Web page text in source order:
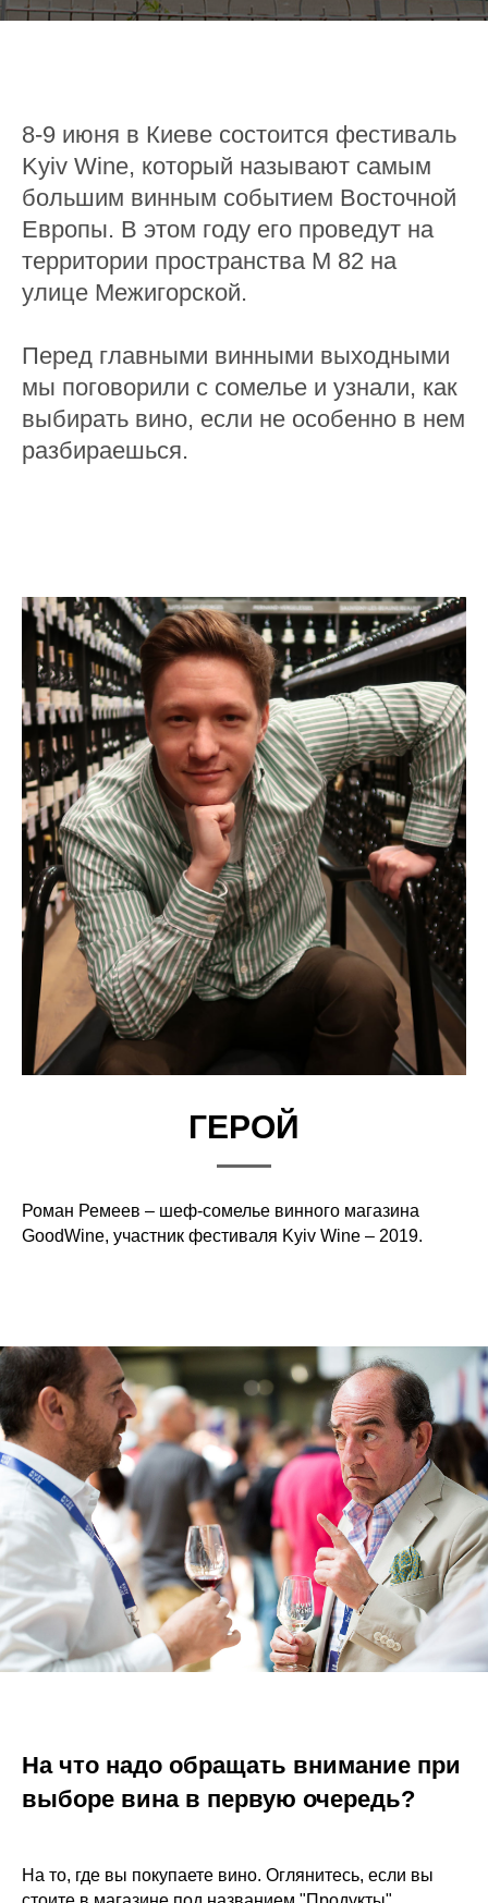
8-9 июня в Киеве состоится фестиваль
Kyiv Wine, который называют самым
большим винным событием Восточной
Европы. В этом году его проведут на
территории пространства М 82 на
улице Межигорской.
Перед главными винными выходными
мы поговорили с сомелье и узнали, как
выбирать вино, если не особенно в нем
разбираешься.
ГЕРОЙ
Роман Ремеев – шеф-сомелье винного магазина
GoodWine, участник фестиваля Kyiv Wine – 2019.
На что надо обращать внимание при
выборе вина в первую очередь?
На то, где вы покупаете вино. Оглянитесь, если вы